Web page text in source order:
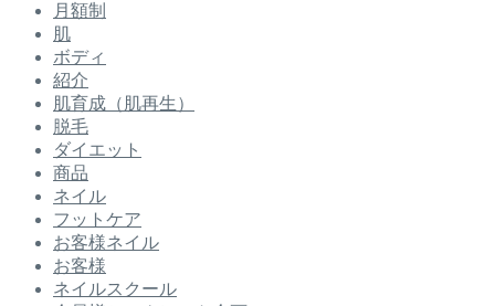
月額制
肌
ボディ
紹介
肌育成（肌再生）
脱毛
ダイエット
商品
ネイル
フットケア
お客様ネイル
お客様
ネイルスクール